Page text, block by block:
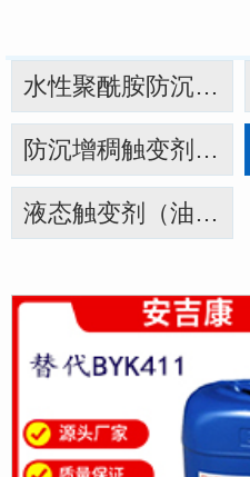
水性聚酰胺防沉触变剂（水性4561）
防沉增稠触变剂（油性）4310A-20X 4311-20X 4320-20X
液态触变剂（油性）4410 4410S 4610 4610A 4620 4630A